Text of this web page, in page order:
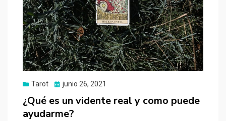
Tarot
Publicado
junio 26, 2021
¿Qué es un vidente real y como puede
ayudarme?